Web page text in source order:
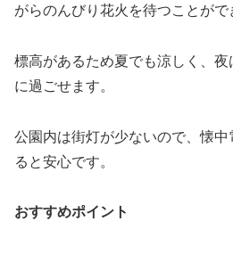
がらのんびり花火を待つことがで
標高があるため夏でも涼しく、
に過ごせます。
公園内は街灯が少ないので、懐
ると安心です。
おすすめポイント